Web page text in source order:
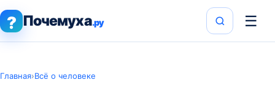
? Почемуха.ру ☰
Главная›Всё о человеке